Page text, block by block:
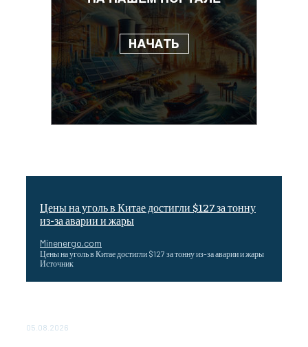
Цены на уголь в Китае достигли $127 за тонну
из-за аварии и жары
Minenergo.com
Цены на уголь в Китае достигли $127 за тонну из-за аварии и жары
Источник
05.08.2026